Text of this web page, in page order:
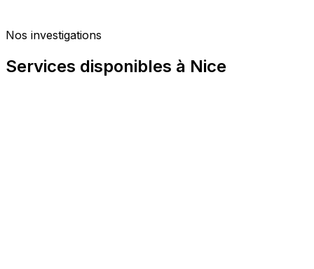
Nos investigations
Services disponibles à Nice